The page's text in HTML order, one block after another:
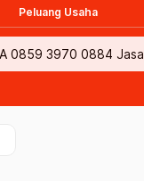
Peluang Usaha